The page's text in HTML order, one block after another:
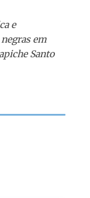
e
em
Santo